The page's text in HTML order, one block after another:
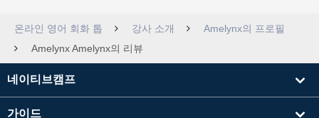
온라인 영어 회화 톱 강사 소개
Amelynx의 프로필
Amelynx Amelynx의 리뷰
네이티브캠프
가이드